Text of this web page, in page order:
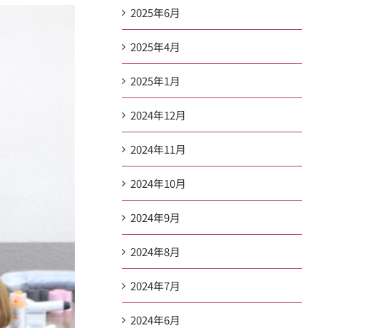
2025年6月
2025年4月
2025年1月
2024年12月
2024年11月
2024年10月
2024年9月
2024年8月
2024年7月
2024年6月